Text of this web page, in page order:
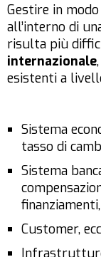
Gestire in
all’interno di
risulta più
internazionale
esistenti a
Sistema
tasso di
Sistema
Customer,